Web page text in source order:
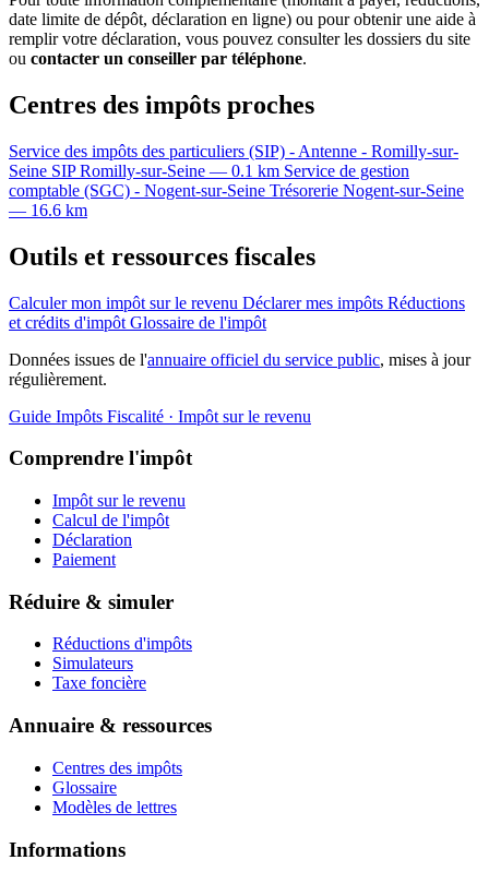
date limite de dépôt, déclaration en ligne) ou pour obtenir une aide à
remplir votre déclaration, vous pouvez consulter les dossiers du site
ou contacter un conseiller par téléphone.
Centres des impôts proches
Service des impôts des particuliers (SIP) - Antenne - Romilly-sur-
Seine SIP Romilly-sur-Seine — 0.1 km Service de gestion
comptable (SGC) - Nogent-sur-Seine Trésorerie Nogent-sur-Seine
— 16.6 km
Outils et ressources fiscales
Calculer mon impôt sur le revenu Déclarer mes impôts Réductions
et crédits d'impôt Glossaire de l'impôt
Données issues de l'annuaire officiel du service public, mises à jour
régulièrement.
Guide Impôts Fiscalité · Impôt sur le revenu
Comprendre l'impôt
Impôt sur le revenu
Calcul de l'impôt
Déclaration
Paiement
Réduire & simuler
Réductions d'impôts
Simulateurs
Taxe foncière
Annuaire & ressources
Centres des impôts
Glossaire
Modèles de lettres
Informations